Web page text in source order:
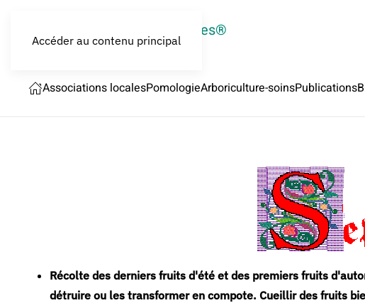
Accéder au contenu principal
LES CROQUEURS de pommes®
Associations localesPomologieArboriculture-soinsPublications
Récolte des derniers fruits d'été et des premiers fruits
détruire ou les transformer en compote. Cueillir des fruits